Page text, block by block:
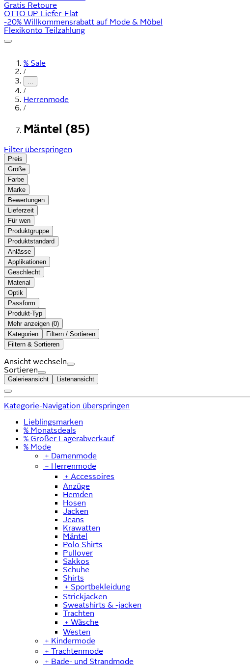
Gratis Retoure
OTTO UP Liefer-Flat
-20% Willkommensrabatt auf Mode & Möbel
Flexikonto Teilzahlung
% Sale
/
...
/
Herrenmode
/
Mäntel (85)
Filter überspringen
Preis
Größe
Farbe
Marke
Bewertungen
Lieferzeit
Für wen
Produktgruppe
Produktstandard
Anlässe
Applikationen
Geschlecht
Material
Optik
Passform
Produkt-Typ
Mehr anzeigen ( )
Kategorien
Filtern / Sortieren
Filtern & Sortieren
Ansicht wechseln
Sortieren
Galerieansicht Listenansicht
Kategorie-Navigation überspringen
Lieblingsmarken
% Monatsdeals
% Großer Lagerabverkauf
% Mode
﹢ Damenmode
﹣ Herrenmode
﹢ Accessoires
Anzüge
Hemden
Hosen
Jacken
Jeans
Krawatten
Mäntel
Polo Shirts
Pullover
Sakkos
Schuhe
Shirts
﹢ Sportbekleidung
Strickjacken
Sweatshirts & -jacken
Trachten
﹢ Wäsche
Westen
﹢ Kindermode
﹢ Trachtenmode
﹢ Bade- und Strandmode